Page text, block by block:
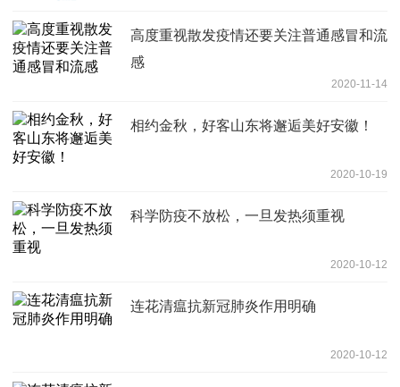
高度重视散发疫情还要关注普通感冒和流
感
2020-11-14
相约金秋，好客山东将邂逅美好安徽！
2020-10-19
科学防疫不放松，一旦发热须重视
2020-10-12
连花清瘟抗新冠肺炎作用明确
2020-10-12